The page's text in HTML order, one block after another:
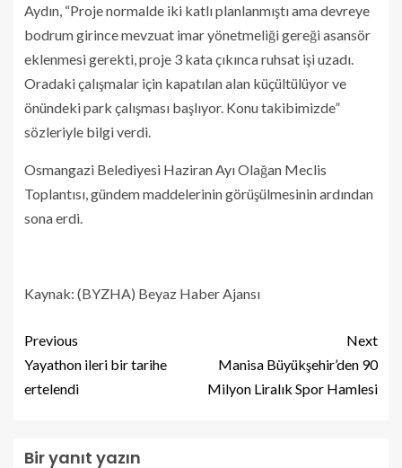
Aydın, “Proje normalde iki katlı planlanmıştı ama devreye
bodrum girince mevzuat imar yönetmeliği gereği asansör
eklenmesi gerekti, proje 3 kata çıkınca ruhsat işi uzadı.
Oradaki çalışmalar için kapatılan alan küçültülüyor ve
önündeki park çalışması başlıyor. Konu takibimizde”
sözleriyle bilgi verdi.
Osmangazi Belediyesi Haziran Ayı Olağan Meclis
Toplantısı, gündem maddelerinin görüşülmesinin ardından
sona erdi.
Kaynak: (BYZHA) Beyaz Haber Ajansı
Previous
Yayathon ileri bir tarihe
ertelendi
Next
Manisa Büyükşehir’den 90
Milyon Liralık Spor Hamlesi
Bir yanıt yazın